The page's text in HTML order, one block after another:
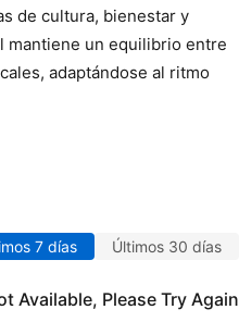
de cultura, bienestar y
mantiene un equilibrio entre
adaptándose al ritmo
7 días Últimos 30 días
Available, Please Try Again